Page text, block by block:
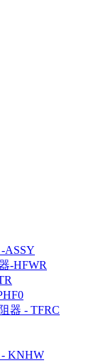
ASSY
-HFWR
器 - TFRC
KNHW